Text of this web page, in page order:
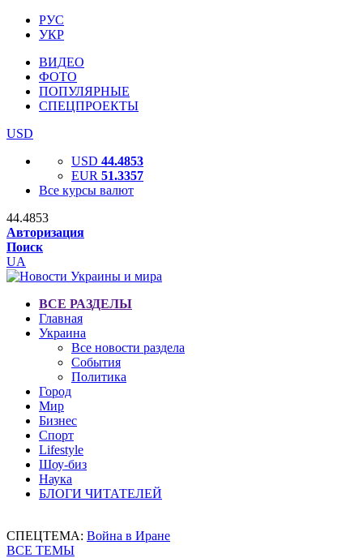
РУС
УКР
ВИДЕО
ФОТО
ПОПУЛЯРНЫЕ
СПЕЦПРОЕКТЫ
USD
USD 44.4853
EUR 51.3357
Все курсы валют
44.4853
Авторизация
Поиск
UA
ВСЕ РАЗДЕЛЫ
Главная
Украина
Все новости раздела
События
Политика
Город
Мир
Бизнес
Спорт
Lifestyle
Шоу-биз
Наука
БЛОГИ ЧИТАТЕЛЕЙ
СПЕЦТЕМА: Война в Иране
ВСЕ ТЕМЫ